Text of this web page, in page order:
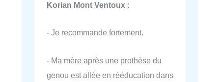
Korian Mont Ventoux :
- Je recommande fortement.
- Ma mère après une prothèse du
genou est allée en rééducation dans